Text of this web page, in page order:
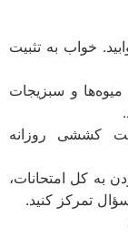
خواب به تثبیت
و سبزیجات
روزانه
کل امتحانات،
کنید.